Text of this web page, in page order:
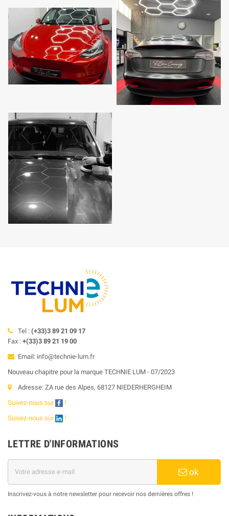
Tel : (+33)3 89 21 09 17
Fax : +(33)3 89 21 19 00
Email: info@technie-lum.fr
Nouveau chapitre pour la marque TECHNIE LUM - 07/2023
Adresse: ZA rue des Alpes, 68127 NIEDERHERGHEIM
Suivez-nous sur
!
Suivez-nous sur
!
LETTRE D'INFORMATIONS
ok
Inscrivez-vous à notre newsletter pour recevoir nos dernières offres !